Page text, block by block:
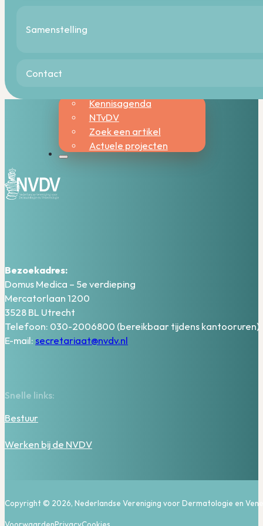
Wetenschap & innovatie
Kennisagenda
NTvDV
Zoek een artikel
Actuele projecten
Samenstelling
Contact
Bezoekadres:
Domus Medica – 5e verdieping
Mercatorlaan 1200
3528 BL Utrecht
Telefoon: 030-2006800 (bereikbaar tijdens kantooruren)
E-mail: secretariaat@nvdv.nl
Snelle links:
Bestuur
Werken bij de NVDV
Copyright © 2026, Nederlandse Vereniging voor Dermatologie en